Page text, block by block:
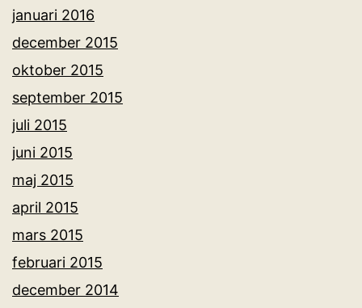
januari 2016
december 2015
oktober 2015
september 2015
juli 2015
juni 2015
maj 2015
april 2015
mars 2015
februari 2015
december 2014